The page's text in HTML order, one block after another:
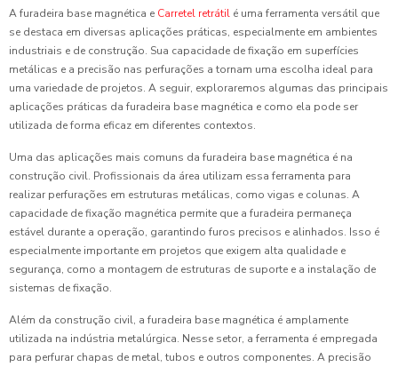
A furadeira base magnética e Carretel retrátil é uma ferramenta versátil que
se destaca em diversas aplicações práticas, especialmente em ambientes
industriais e de construção. Sua capacidade de fixação em superfícies
metálicas e a precisão nas perfurações a tornam uma escolha ideal para
uma variedade de projetos. A seguir, exploraremos algumas das principais
aplicações práticas da furadeira base magnética e como ela pode ser
utilizada de forma eficaz em diferentes contextos.
Uma das aplicações mais comuns da furadeira base magnética é na
construção civil. Profissionais da área utilizam essa ferramenta para
realizar perfurações em estruturas metálicas, como vigas e colunas. A
capacidade de fixação magnética permite que a furadeira permaneça
estável durante a operação, garantindo furos precisos e alinhados. Isso é
especialmente importante em projetos que exigem alta qualidade e
segurança, como a montagem de estruturas de suporte e a instalação de
sistemas de fixação.
Além da construção civil, a furadeira base magnética é amplamente
utilizada na indústria metalúrgica. Nesse setor, a ferramenta é empregada
para perfurar chapas de metal, tubos e outros componentes. A precisão